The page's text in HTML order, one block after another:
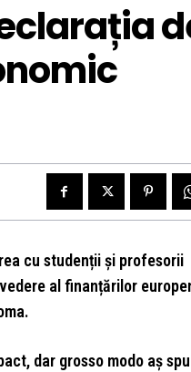
cu studenții și profesorii
al finanțărilor
dar grosso modo aș